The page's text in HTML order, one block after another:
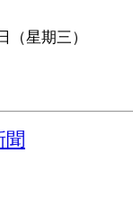
（星期三）
聞